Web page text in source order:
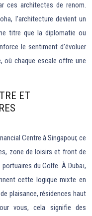
ces architectes de renom.
l’architecture devient un
titre que la diplomatie ou
le sentiment d’évoluer
où chaque escale offre une
ET
Centre à Singapour, ce
zone de loisirs et front de
du Golfe. À Dubaï,
cette logique mixte en
plaisance, résidences haut
vous, cela signifie des